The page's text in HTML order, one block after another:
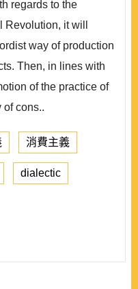
regards to the
it will
way of production
Then, in lines with
of the practice of
of cons..
消費主義
dialectic